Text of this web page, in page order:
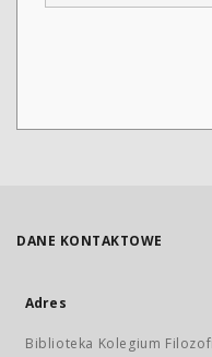
DANE KONTAKTOWE
Adres
Biblioteka Kolegium